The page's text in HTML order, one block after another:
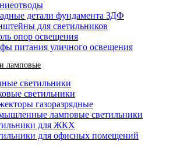
детали фундамента ЗДФ
для светильников
опор освещения
питания уличного освещения
ламповые
светильники
светильники
газоразрядные
ламповые светильники
для ЖКХ
для офисных помещений